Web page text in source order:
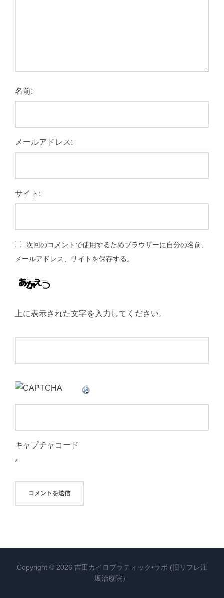
名前:
メールアドレス:
サイト:
次回のコメントで使用するためブラウザーに自分の名前、
メールアドレス、サイトを保存する。
上に表示された文字を入力してください。
キャプチャコード
*
Copyright © 2026 吉田カイロプラティック•ラボ (旧リフレ江
坂治療院）